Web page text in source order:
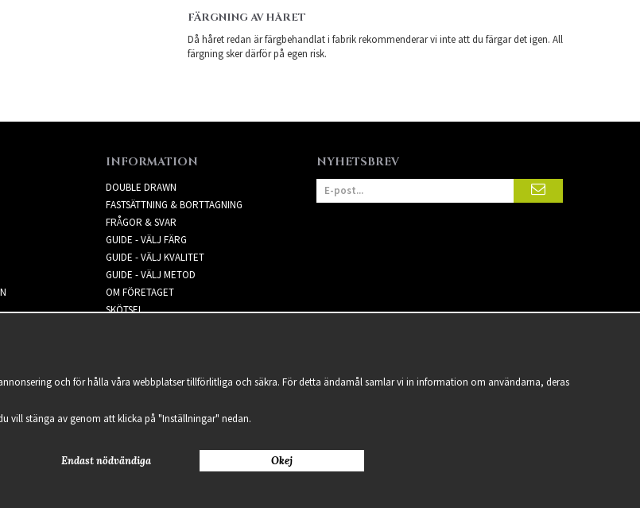
FÄRGNING AV HÅRET
Då håret redan är färgbehandlat i fabrik rekommenderar vi inte att du färgar det igen. All
färgning sker därför på egen risk.
INFORMATION
DOUBLE DRAWN
FASTSÄTTNING & BORTTAGNING
FRÅGOR & SVAR
GUIDE - VÄLJ FÄRG
GUIDE - VÄLJ KVALITET
GUIDE - VÄLJ METOD
OM FÖRETAGET
SKÖTSEL
NYHETSBREV
2021 Delightful Hair
och för hålla våra webbplatser tillförlitliga och säkra. För detta ändamål samlar vi in information om användarna, deras
vill stänga av genom att klicka på "Inställningar" nedan.
Endast nödvändiga Okej